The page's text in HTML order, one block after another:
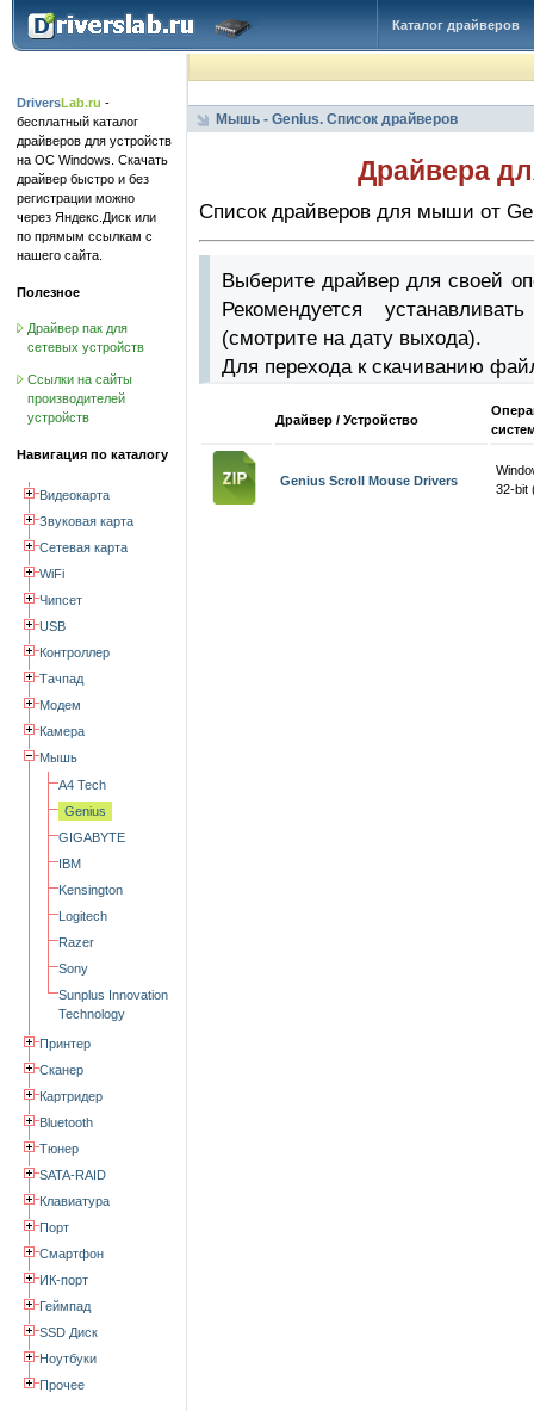
Каталог драйверов
DriversLab.ru -
бесплатный каталог
драйверов для устройств
на ОС Windows. Скачать
драйвер быстро и без
регистрации можно
через Яндекс.Диск или
по прямым ссылкам с
нашего сайта.
Полезное
Драйвер пак для
сетевых устройств
Ссылки на сайты
производителей
устройств
Навигация по каталогу
Видеокарта
Звуковая карта
Сетевая карта
WiFi
Чипсет
USB
Контроллер
Тачпад
Модем
Камера
Мышь
A4 Tech
Genius
GIGABYTE
IBM
Kensington
Logitech
Razer
Sony
Sunplus Innovation
Technology
Принтер
Сканер
Картридер
Bluetooth
Тюнер
SATA-RAID
Клавиатура
Порт
Смартфон
ИК-порт
Геймпад
SSD Диск
Ноутбуки
Прочее
Мышь - Genius. Список драйверов
Драйвера
Список драйверов для мыши от
Выберите драйвер для своей
Рекомендуется
(смотрите на дату выхода).
Для перехода к скачиванию
Драйвер / Устройство
Genius Scroll Mouse Drivers
32-bit